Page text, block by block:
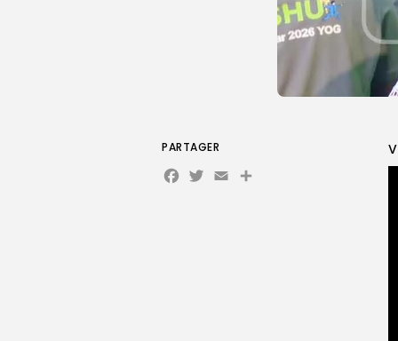
PARTAGER
Facebook
Twitter
EmailPartager